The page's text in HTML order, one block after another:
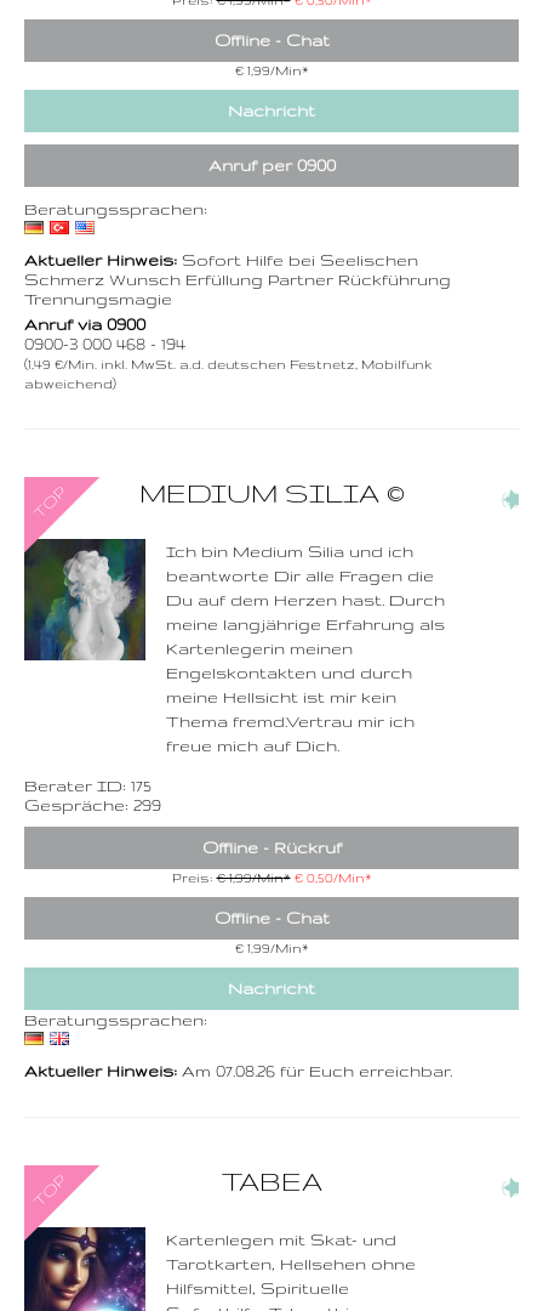
Offline - Chat
€ 1,99/Min*
Nachricht
Anruf per 0900
Beratungssprachen:
Aktueller Hinweis: Sofort Hilfe bei Seelischen
Schmerz Wunsch Erfüllung Partner Rückführung
Trennungsmagie
Anruf via 0900
0900-3 000 468 - 194
(1,49 €/Min. inkl. MwSt. a.d. deutschen Festnetz, Mobilfunk
abweichend)
MEDIUM SILIA © (6)
Ich bin Medium Silia und ich
beantworte Dir alle Fragen die
Du auf dem Herzen hast. Durch
meine langjährige Erfahrung als
Kartenlegerin meinen
Engelskontakten und durch
meine Hellsicht ist mir kein
Thema fremd.Vertrau mir ich
freue mich auf Dich.
Berater ID: 175
Gespräche: 299
Offline - Rückruf
Preis:€ 1,99/Min* € 0,50/Min*
Offline - Chat
€ 1,99/Min*
Nachricht
0900-3 000 468 - 175
1,49 €/Min. inkl. MwSt.
Wählen Sie diese
Rufnummer inklusive
dem Beratercode
Zurück
Beratungssprachen:
Aktueller Hinweis: Am 07.08.26 für Euch erreichbar.
TABEA (4)
Kartenlegen mit Skat- und
Tarotkarten, Hellsehen ohne
Hilfsmittel, Spirituelle
0900-3 000 468 - 108
1,49 €/Min. inkl. MwSt.
Wählen Sie diese
Rufnummer inklusive
dem Beratercode
Zurück